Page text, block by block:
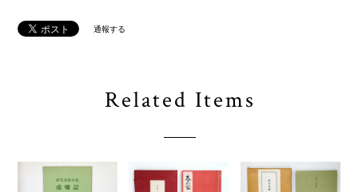
通報する
Related Items